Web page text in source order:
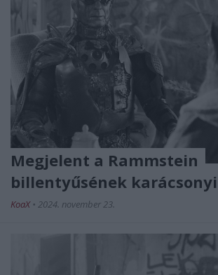
Megjelent a Rammstein
billentyűsének
KoaX • 2024. november 23.